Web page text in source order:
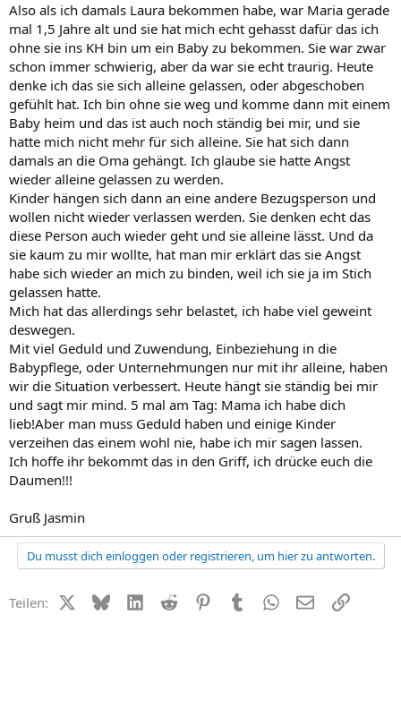
Also als ich damals Laura bekommen habe, war Maria gerade
mal 1,5 Jahre alt und sie hat mich echt gehasst dafür das ich
ohne sie ins KH bin um ein Baby zu bekommen. Sie war zwar
schon immer schwierig, aber da war sie echt traurig. Heute
denke ich das sie sich alleine gelassen, oder abgeschoben
gefühlt hat. Ich bin ohne sie weg und komme dann mit einem
Baby heim und das ist auch noch ständig bei mir, und sie
hatte mich nicht mehr für sich alleine. Sie hat sich dann
damals an die Oma gehängt. Ich glaube sie hatte Angst
wieder alleine gelassen zu werden.
Kinder hängen sich dann an eine andere Bezugsperson und
wollen nicht wieder verlassen werden. Sie denken echt das
diese Person auch wieder geht und sie alleine lässt. Und da
sie kaum zu mir wollte, hat man mir erklärt das sie Angst
habe sich wieder an mich zu binden, weil ich sie ja im Stich
gelassen hatte.
Mich hat das allerdings sehr belastet, ich habe viel geweint
deswegen.
Mit viel Geduld und Zuwendung, Einbeziehung in die
Babypflege, oder Unternehmungen nur mit ihr alleine, haben
wir die Situation verbessert. Heute hängt sie ständig bei mir
und sagt mir mind. 5 mal am Tag: Mama ich habe dich
lieb!Aber man muss Geduld haben und einige Kinder
verzeihen das einem wohl nie, habe ich mir sagen lassen.
Ich hoffe ihr bekommt das in den Griff, ich drücke euch die
Daumen!!!
Gruß Jasmin
Du musst dich einloggen oder registrieren, um hier zu antworten.
Teilen: X (Twitter)
BlueskyLinkedIn
Reddit PinterestTumblr WhatsApp
E-MailLink